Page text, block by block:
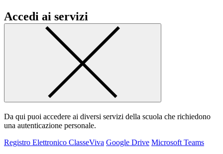
Accedi ai servizi
Da qui puoi accedere ai diversi servizi della scuola che richiedono
una autenticazione personale.
Registro Elettronico ClasseViva Google Drive Microsoft Teams